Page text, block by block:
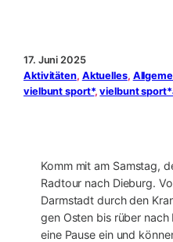
17. Juni 2025
Aktivitäten, Aktuelles,
vielbunt sport*, vielbunt
Komm mit am Samstag,
Radtour nach Dieburg.
Darmstadt durch den
gen Osten bis rüber
eine Pause ein und